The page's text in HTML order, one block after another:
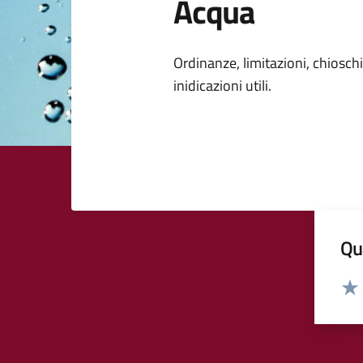
Acqua
Dettagli
Ordinanze, limitazioni,
inidicazioni utili.